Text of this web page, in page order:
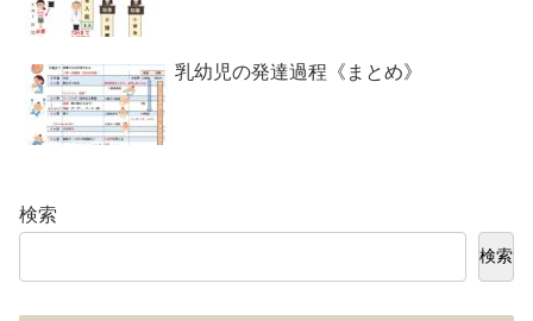
乳幼児の発達過程《まとめ》
検索
検索